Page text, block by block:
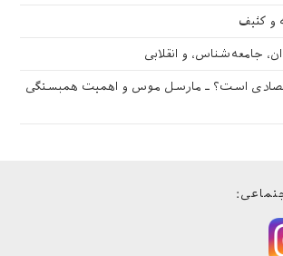
و کثیف
جامعه‌شناس، و انقلابی
است؟ ـ مارسل موس و اهمیت همبستگی